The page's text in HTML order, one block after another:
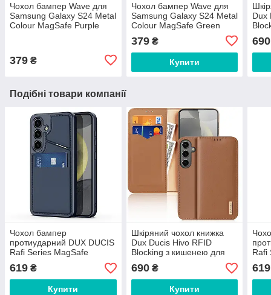
Чохол бампер Wave для
Samsung Galaxy S24 Metal
Colour MagSafe Purple
379 ₴
Чохол бампер Wave для
Samsung Galaxy S24 Metal
Colour MagSafe Green
379₴
Купити
Dux
690
Подібні товари компанії
Чохол бампер
протиударний DUX DUCIS
Rafi Series MagSafe
Magnetic Holder RFID для
Samsung Galaxy S24 Blue
619 ₴
Купити
Шкіряний чохол книжка
Dux Ducis Hivo RFID
Blocking з кишенею для
візиток для Samsung
Galaxy S24 Brown
690₴
Купити
Rafi
Blue
619